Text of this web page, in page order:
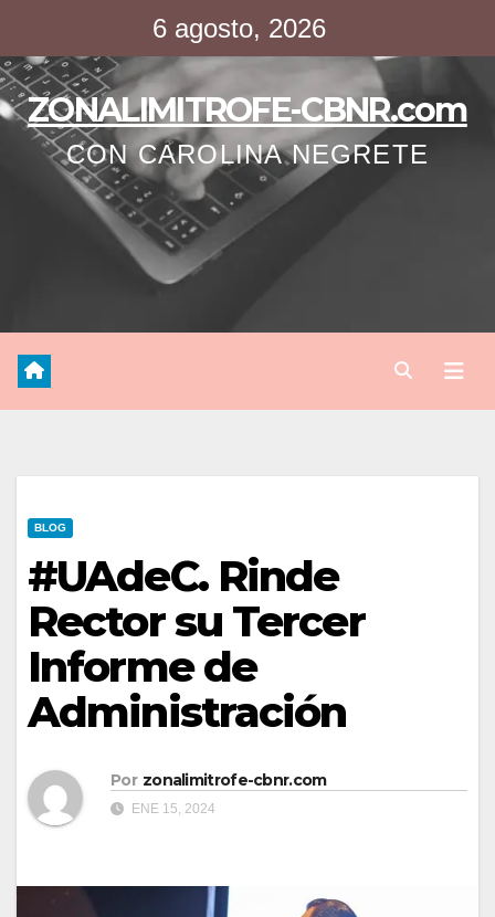
contenido
6 agosto, 2026
ZONALIMITROFE-CBNR.com
CON CAROLINA NEGRETE
BLOG
#UAdeC. Rinde
Rector su Tercer
Informe de
Administración
Por zonalimitrofe-cbnr.com
ENE 15, 2024